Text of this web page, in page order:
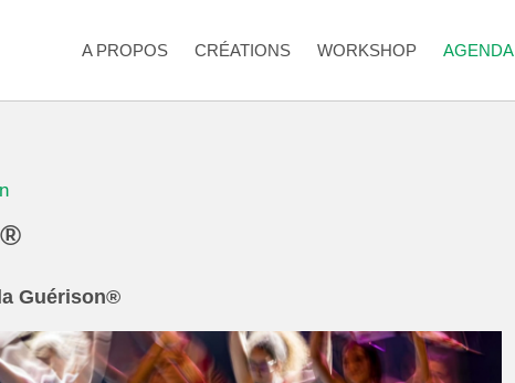
A PROPOS CRÉATIONS WORKSHOP AGENDA
Guérison®